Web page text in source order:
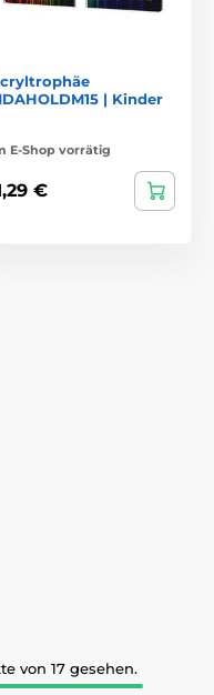
| Kinder
E-Shop vorrätig
€
von 17 gesehen.